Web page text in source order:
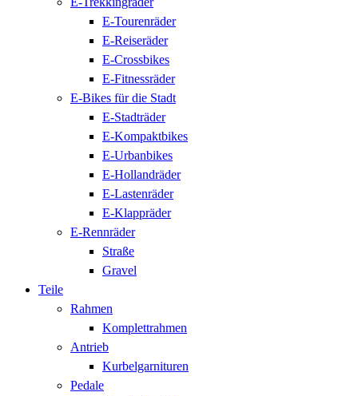
E-Tourenräder
E-Reiseräder
E-Crossbikes
E-Fitnessräder
E-Bikes für die Stadt
E-Stadträder
E-Kompaktbikes
E-Urbanbikes
E-Hollandräder
E-Lastenräder
E-Klappräder
E-Rennräder
Straße
Gravel
Teile
Rahmen
Komplettrahmen
Antrieb
Kurbelgarnituren
Pedale